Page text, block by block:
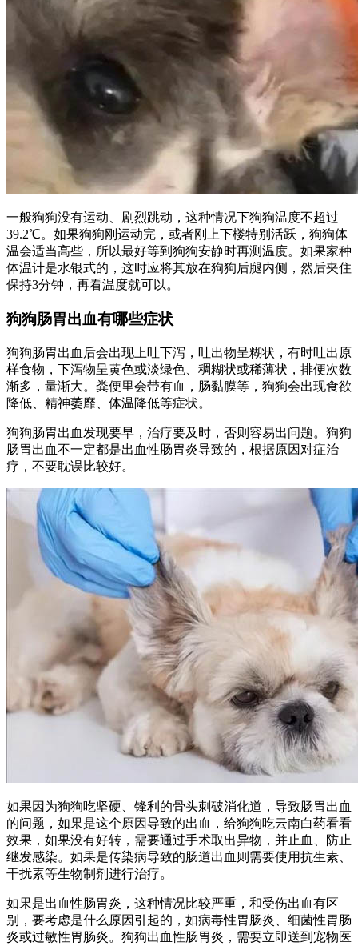
一般狗狗没有运动、剧烈跳动，这种情况下狗狗温度不超过
39.2℃。如果狗狗刚运动完，或者刚上下楼特别活跃，狗狗体
温会适当高些，所以最好等到狗狗安静时再测温度。如果家种
体温计是水银式的，这时应将其放在狗狗后腿内侧，然后夹住
保持3分钟，再看温度就可以。
狗狗肠胃出血有哪些症状
狗狗肠胃出血后会出现上吐下泻，吐出物呈糊状，有时吐出原
样食物，下泻物呈黄色或淡绿色、稠糊状或稀薄状，排便次数
渐多，量渐大。粪便里会带有血，肠黏膜等，狗狗会出现食欲
降低、精神萎靡、体温降低等症状。
狗狗肠胃出血发现要早，治疗要及时，否则容易出问题。狗狗
肠胃出血不一定都是出血性肠胃炎导致的，根据原因对症治
疗，不要耽误比较好。
如果因为狗狗吃坚硬、锋利的骨头刺破消化道，导致肠胃出血
的问题，如果是这个原因导致的出血，给狗狗吃云南白药看看
效果，如果没有好转，需要通过手术取出异物，并止血、防止
继发感染。如果是传染病导致的肠道出血则需要使用抗生素、
干扰素等生物制剂进行治疗。
如果是出血性肠胃炎，这种情况比较严重，和受伤出血有区
别，要考虑是什么原因引起的，如病毒性胃肠炎、细菌性胃肠
炎或过敏性胃肠炎。狗狗出血性肠胃炎，需要立即送到宠物医